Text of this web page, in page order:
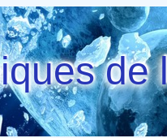
de